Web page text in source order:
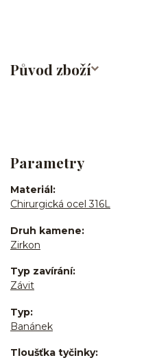
Původ zboží
Parametry
Materiál
Chirurgická ocel 316L
Druh kamene
Zirkon
Typ zavírání
Závit
Typ
Banánek
Tloušťka tyčinky